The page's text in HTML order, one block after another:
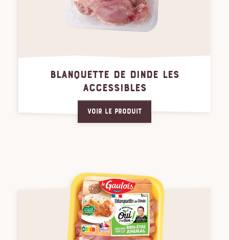
BLANQUETTE DE DINDE LES
ACCESSIBLES
Voir le produit